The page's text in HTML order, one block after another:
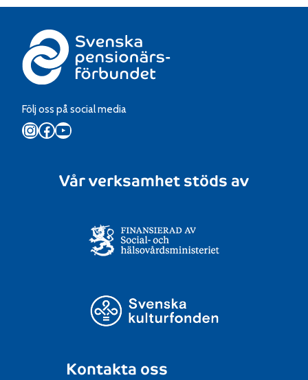
Följ oss på social media
Instagram
Facebook
YouTube
Kontakta oss
Vår verksamhet stöds av